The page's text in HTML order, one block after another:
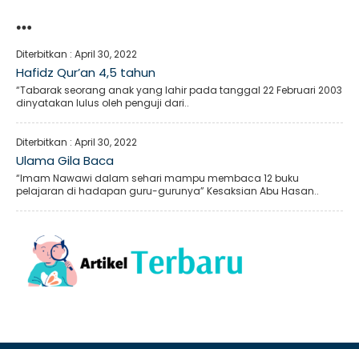
…
Diterbitkan : April 30, 2022
Hafidz Qur’an 4,5 tahun
“Tabarak seorang anak yang lahir pada tanggal 22 Februari 2003
dinyatakan lulus oleh penguji dari..
Diterbitkan : April 30, 2022
Ulama Gila Baca
“Imam Nawawi dalam sehari mampu membaca 12 buku
pelajaran di hadapan guru-gurunya” Kesaksian Abu Hasan..